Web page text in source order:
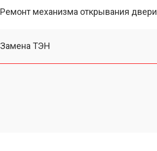
Ремонт механизма открывания двери
Замена ТЭН